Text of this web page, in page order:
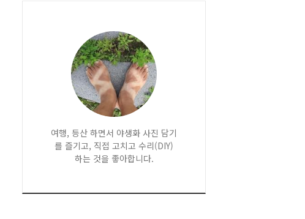
여행, 등산 하면서 야생화 사진 담기
를 즐기고, 직접 고치고 수리(DIY)
하는 것을 좋아합니다.